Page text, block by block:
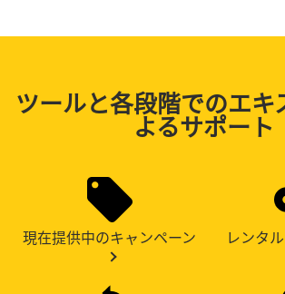
ツールと各段階でのエキ
よるサポート
現在提供中のキャンペーン レンタ